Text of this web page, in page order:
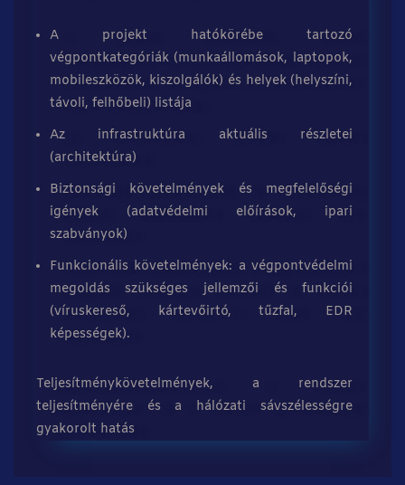
A projekt hatókörébe tartozó
végpontkategóriák (munkaállomások, laptopok,
mobileszközök, kiszolgálók) és helyek (helyszíni,
távoli, felhőbeli) listája
Az infrastruktúra aktuális részletei
(architektúra)
Biztonsági követelmények és megfelelőségi
igények (adatvédelmi előírások, ipari
szabványok)
Funkcionális követelmények: a végpontvédelmi
megoldás szükséges jellemzői és funkciói
(víruskereső, kártevőirtó, tűzfal, EDR
képességek).
Teljesítménykövetelmények, a rendszer
teljesítményére és a hálózati sávszélességre
gyakorolt hatás